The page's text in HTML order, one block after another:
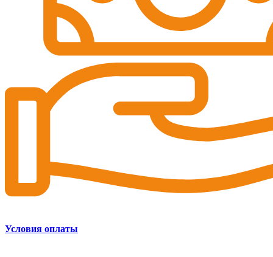
Условия оплаты